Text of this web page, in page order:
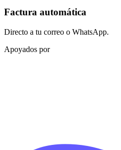
Factura automática
Directo a tu correo o WhatsApp.
Apoyados por